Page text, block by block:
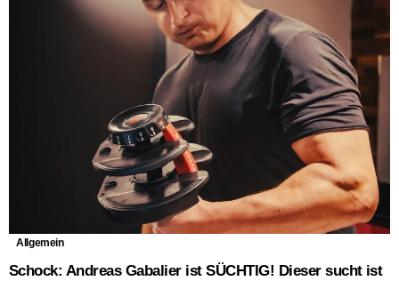
Allgemein
Schock: Andreas Gabalier ist SÜCHTIG! Dieser sucht ist